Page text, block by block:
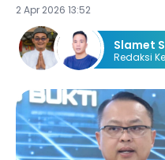
2 Apr 2026 13:52
Slamet
Redaksi